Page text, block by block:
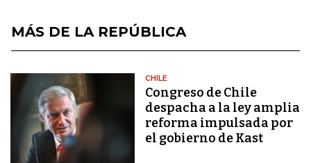
MÁS DE LA REPÚBLICA
CHILE
Congreso de Chile
despacha a la ley amplia
reforma impulsada por
el gobierno de Kast